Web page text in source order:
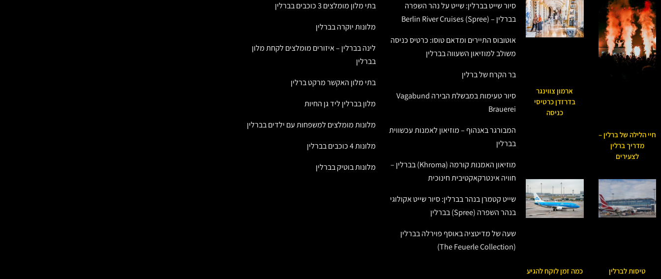
חיי הלילה של ברלין –
מדריך ברלין
לצעירים
ארמון צווינגר
בדרזדן כרטיסי
כניסה
טיסות לברלין
כמה זמן לוקח להגיע
סיור שייט בברלין: שייט על נהר השפרה
בברלין – Berlin River Cruises (Spree)
אוטובוס התיירים ומדאם טוסו: כרטיס כניסה
משולב למוזיאון השעווה בברלין
בר הקרח של ברלין
סיור טעימות במבשלת הבירה Vagabund
Brauerei
המבורגר באנהוף – מוזיאון לאמנות עכשווית
בברלין
מוזיאון האמנות קורמה (Khroma) בברלין –
חוויה אינטרקאקטיבית חינוכית
שייט קטמרן בנהר בברלין: סיור שייט אקולוגי
בנהר השפרה (Spree) בברלין
שעה של מדיטציה באוסף פוירלה בברלין
(The Feuerle Collection)
בתי מלון מומלצים 3 כוכבים בברלין
מלונות יוקרה בברלין
לינה בברלין – איזורים מומלצים לקחת מלון
בברלין
בתי מלון האקשר מרקט ברלין
מלון בברלין ליד גן החיות
מלונות מומלצים למשפחות עם ילדים בברלין
מלונות 4 כוכבים בברלין
מלונות בוטיק בברלין